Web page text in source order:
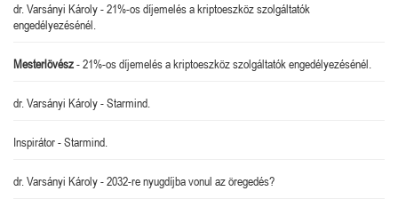
dr. Varsányi Károly-21%-os díjemelés a kriptoeszköz szolgáltatók
engedélyezésénél.
Mesterlövész-21%-os díjemelés a kriptoeszköz szolgáltatók engedélyezésénél.
dr. Varsányi Károly-Starmind.
Inspirátor-Starmind.
dr. Varsányi Károly-2032-re nyugdíjba vonul az öregedés?